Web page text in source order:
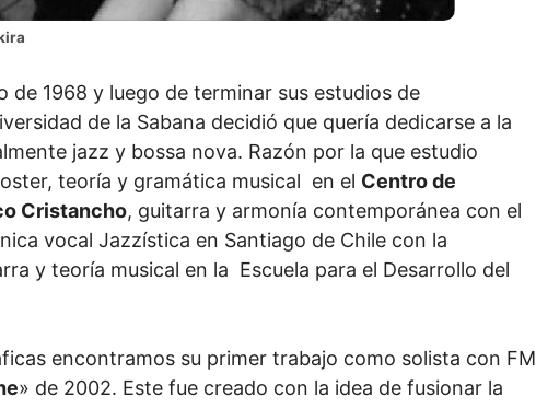
de 1968 y luego de terminar sus estudios de
de la Sabana decidió que quería dedicarse a la
jazz y bossa nova. Razón por la que estudio
teoría y gramática musical en el Centro de
Cristancho, guitarra y armonía contemporánea con el
vocal Jazzística en Santiago de Chile con la
y teoría musical en la Escuela para el Desarrollo del
encontramos su primer trabajo como solista con FM
» de 2002. Este fue creado con la idea de fusionar la